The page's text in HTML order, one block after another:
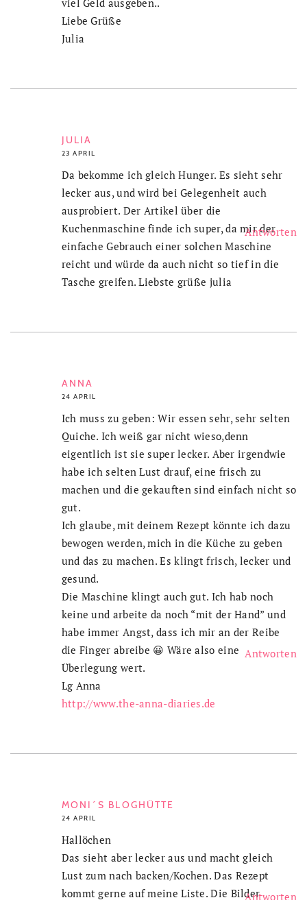
Liebe Grüße
Julia
JULIA
23 APRIL
Da bekomme ich gleich Hunger. Es sieht sehr
lecker aus, und wird bei Gelegenheit auch
ausprobiert. Der Artikel über die
Kuchenmaschine finde ich super, da mir der
einfache Gebrauch einer solchen Maschine
reicht und würde da auch nicht so tief in die
Tasche greifen. Liebste grüße julia
ANNA
24 APRIL
Antworten
Ich muss zu geben: Wir essen sehr, sehr selten
Quiche. Ich weiß gar nicht wieso,denn
eigentlich ist sie super lecker. Aber irgendwie
habe ich selten Lust drauf, eine frisch zu
machen und die gekauften sind einfach nicht so
gut.
Ich glaube, mit deinem Rezept könnte ich dazu
bewogen werden, mich in die Küche zu geben
und das zu machen. Es klingt frisch, lecker und
gesund.
Die Maschine klingt auch gut. Ich hab noch
keine und arbeite da noch “mit der Hand” und
habe immer Angst, dass ich mir an der Reibe
die Finger abreibe 😀 Wäre also eine
Überlegung wert.
Lg Anna
http://www.the-anna-diaries.de
MONI´S BLOGHÜTTE
24 APRIL
Antworten
Hallöchen
Das sieht aber lecker aus und macht gleich
Lust zum nach backen/Kochen. Das Rezept
kommt gerne auf meine Liste. Die BilderAntworten